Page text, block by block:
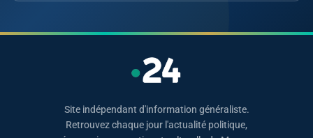
Site indépendant d'information généraliste.
Retrouvez chaque jour l'actualité politique,